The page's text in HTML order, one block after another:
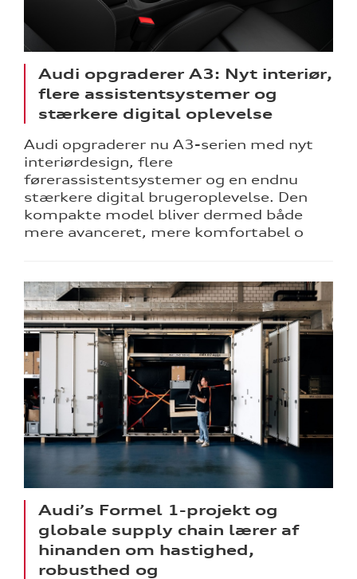
Audi opgraderer A3: Nyt interiør,
flere assistentsystemer og
stærkere digital oplevelse
Audi opgraderer nu A3-serien med nyt
interiørdesign, flere
førerassistentsystemer og en endnu
stærkere digital brugeroplevelse. Den
kompakte model bliver dermed både
mere avanceret, mere komfortabel o
Audi’s Formel 1-projekt og
globale supply chain lærer af
hinanden om hastighed,
robusthed og